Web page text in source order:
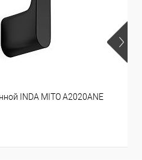
INDA MITO A2020ANE